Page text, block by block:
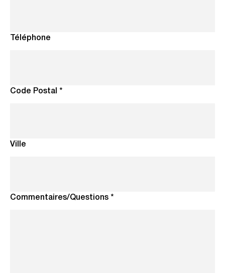
Téléphone
Code Postal *
Ville
Commentaires/Questions *